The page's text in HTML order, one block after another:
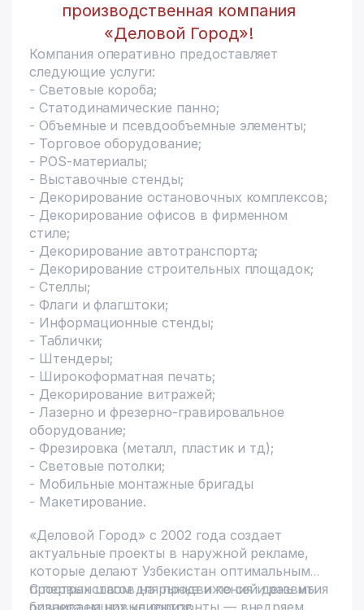
производственная компания
«Деловой Город»!
Компания оперативно предоставляет
следующие услуги:
- Световые короба;
- Статодинамические панно;
- Объемные и псевдообъемные элементы;
- Торговое оборудование;
- POS-материалы;
- Выставочные стенды;
- Декорирование остановочных комплексов;
- Декорирование офисов в фирменном
стиле;
- Декорирование автотранспорта;
- Декорирование строительных площадок;
- Стеллы;
- Флаги и флагштоки;
- Информационные стенды;
- Таблички;
- Штендеры;
- Широкоформатная печать;
- Декорирование витражей;
- Лазерно и фрезерно-гравировальное
оборудование;
- Фрезировка (металл, пластик и тд);
- Световые потолки;
- Мобильные монтажные бригады
- Макетирование.
«Деловой Город» с 2002 года создает
актуальные проекты в наружной рекламе,
которые делают Узбекистан оптимальным
пространством для продвижения и развития
бизнеса наших клиентов.
С первых шагов на рынке и по сей день мы
осваиваем новые горизонты — внедряем